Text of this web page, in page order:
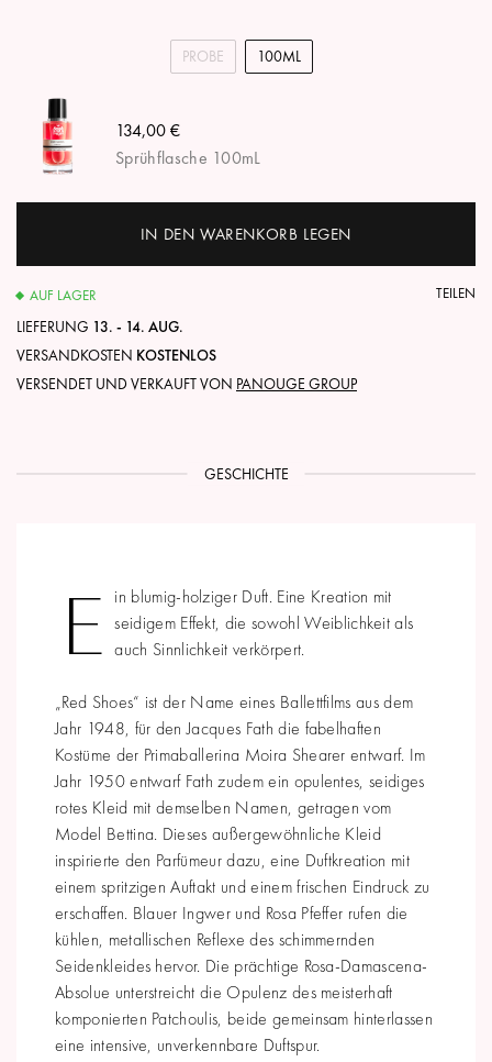
PROBE 100ML
134,00 €
Sprühflasche 100mL
IN DEN WARENKORB LEGEN
AUF LAGER TEILEN
LIEFERUNG 13. - 14. AUG.
VERSANDKOSTEN KOSTENLOS
VERSENDET UND VERKAUFT VON PANOUGE GROUP
GESCHICHTE
E in blumig-holziger Duft. Eine Kreation mit
seidigem Effekt, die sowohl Weiblichkeit als
auch Sinnlichkeit verkörpert.
„Red Shoes“ ist der Name eines Ballettfilms aus dem
Jahr 1948, für den Jacques Fath die fabelhaften
Kostüme der Primaballerina Moira Shearer entwarf. Im
Jahr 1950 entwarf Fath zudem ein opulentes, seidiges
rotes Kleid mit demselben Namen, getragen vom
Model Bettina. Dieses außergewöhnliche Kleid
inspirierte den Parfümeur dazu, eine Duftkreation mit
einem spritzigen Auftakt und einem frischen Eindruck zu
erschaffen. Blauer Ingwer und Rosa Pfeffer rufen die
kühlen, metallischen Reflexe des schimmernden
Seidenkleides hervor. Die prächtige Rosa-Damascena-
Absolue unterstreicht die Opulenz des meisterhaft
komponierten Patchoulis, beide gemeinsam hinterlassen
eine intensive, unverkennbare Duftspur.